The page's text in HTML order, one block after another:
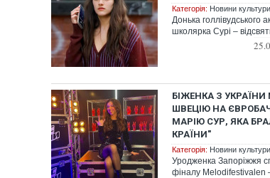
Категорія: Новини культури
Донька голлівудського
школярка Сурі –
БІЖЕНКА З
ШВЕЦІЮ НА
МАРІЮ СУР, ЯКА
КРАЇНИ"
Категорія: Новини культури
Уродженка Запоріжжя
фіналу Melodifestivalen